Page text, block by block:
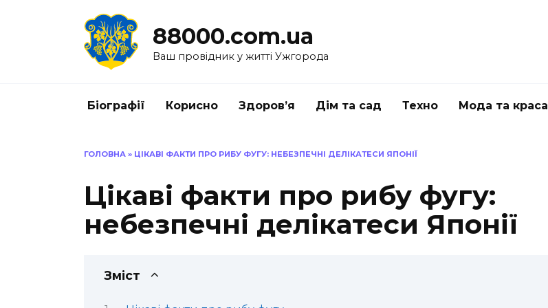
88000.com.ua
Ваш провідник у житті Ужгорода
Біографії Корисно Здоров’я Дім та сад Техно Мода та краса
ГОЛОВНА » ЦІКАВІ ФАКТИ ПРО РИБУ ФУГУ: НЕБЕЗПЕЧНІ ДЕЛІКАТЕСИ ЯПОНІЇ
Цікаві факти про рибу фугу:
небезпечні делікатеси Японії
Зміст